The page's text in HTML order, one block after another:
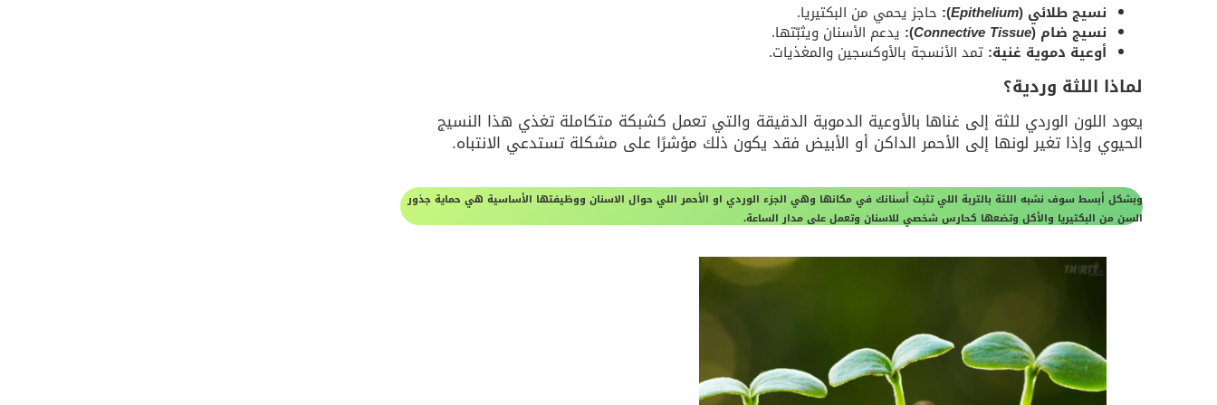
نسيج طلائي (Epithelium
): حاجز يحمي من البكتيريا.
نسيج ضام (Connective Tissue
): يدعم الأسنان ويثبّتها.
أوعية دموية غنية: تمد الأنسجة بالأوكسجين والمغذيات.
لماذا اللثة وردية؟
يعود اللون الوردي للثة إلى غناها بالأوعية الدموية الدقيقة والتي تعمل كشبكة متكاملة تغذي هذا النسيج
الحيوي وإذا تغير لونها إلى الأحمر الداكن أو الأبيض فقد يكون ذلك مؤشرًا على مشكلة تستدعي الانتباه.
وبشكل أبسط سوف نشبه اللثة بالتربة اللي تثبت أسنانك في مكانها وهي الجزء الوردي او الأحمر اللي حوال الاسنان ووظيفتها الأساسية هي حماية جذور
السن من البكتيريا والأكل وتضعها كحارس شخصي للاسنان وتعمل على مدار الساعة.